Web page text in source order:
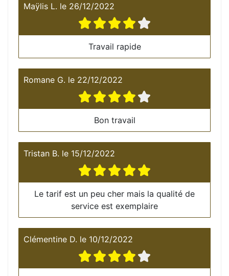
Maÿlis L. le 26/12/2022
Travail rapide
Romane G. le 22/12/2022
Bon travail
Tristan B. le 15/12/2022
Le tarif est un peu cher mais la qualité de
service est exemplaire
Clémentine D. le 10/12/2022